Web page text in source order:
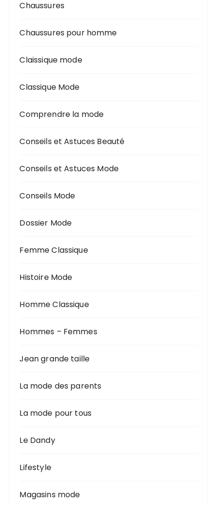
Chaussures
Chaussures pour homme
Claissique mode
Classique Mode
Comprendre la mode
Conseils et Astuces Beauté
Conseils et Astuces Mode
Conseils Mode
Dossier Mode
Femme Classique
Histoire Mode
Homme Classique
Hommes – Femmes
Jean grande taille
La mode des parents
La mode pour tous
Le Dandy
Lifestyle
Magasins mode